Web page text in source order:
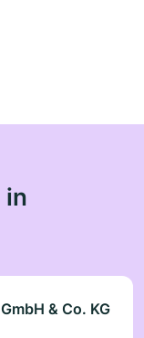
in
& Co. KG